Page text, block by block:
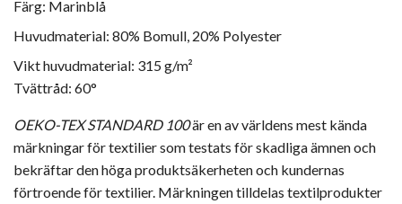
Färg: Marinblå
Huvudmaterial: 80% Bomull, 20% Polyester
Vikt huvudmaterial: 315 g/m²
Tvättråd: 60°
OEKO-TEX STANDARD 100är en av världens mest kända
märkningar för textilier som testats för skadliga ämnen och
bekräftar den höga produktsäkerheten och kundernas
förtroende för textilier. Märkningen tilldelas textilprodukter